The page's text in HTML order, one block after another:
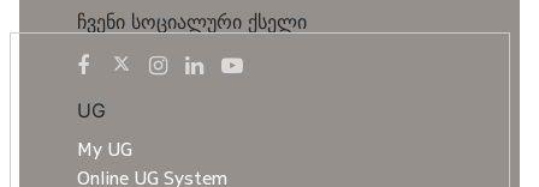
ჩვენი სოციალური ქსელი
UG
My UG
Online UG System